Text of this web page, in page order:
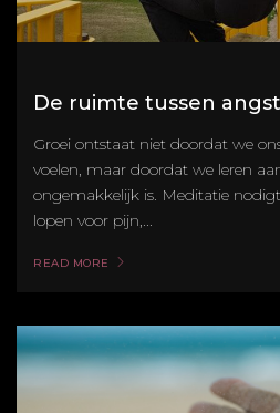
De ruimte tussen
Groei ontstaat niet doordat we
voelen, maar doordat we leren
ongemakkelijk is. Meditatie
lopen voor pijn,...
READ MORE